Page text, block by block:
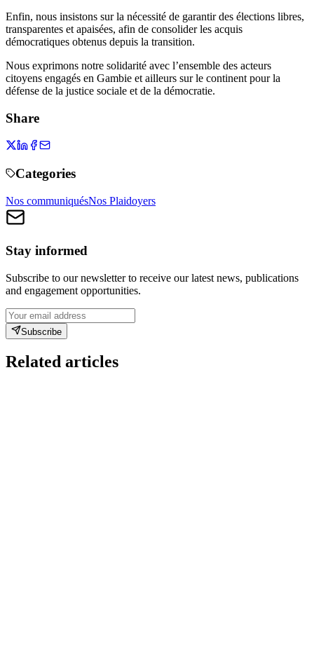
Enfin, nous insistons sur la nécessité de garantir des élections libres,
transparentes et apaisées, afin de consolider les acquis
démocratiques obtenus depuis la transition.
Nous exprimons notre solidarité avec l’ensemble des acteurs
citoyens engagés en Gambie et ailleurs sur le continent pour la
défense de la justice sociale et de la démocratie.
Share
Categories
Nos communiquésNos Plaidoyers
Stay informed
Subscribe to our newsletter to receive our latest news, publications
and engagement opportunities.
Subscribe
Related articles